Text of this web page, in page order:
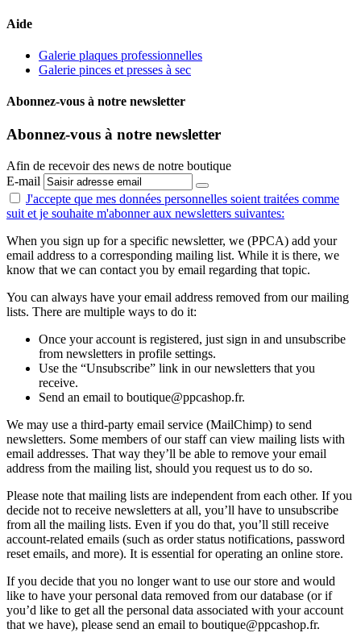
Aide
Galerie plaques professionnelles
Galerie pinces et presses à sec
Abonnez-vous à notre newsletter
Abonnez-vous à notre newsletter
Afin de recevoir des news de notre boutique
E-mail
J'accepte que mes données personnelles soient traitées comme
suit et je souhaite m'abonner aux newsletters suivantes:
When you sign up for a specific newsletter, we (PPCA) add your
email address to a corresponding mailing list. While it is there, we
know that we can contact you by email regarding that topic.
You can always have your email address removed from our mailing
lists. There are multiple ways to do it:
Once your account is registered, just sign in and unsubscribe
from newsletters in profile settings.
Use the “Unsubscribe” link in our newsletters that you
receive.
Send an email to boutique@ppcashop.fr.
We may use a third-party email service (MailChimp) to send
newsletters. Some members of our staff can view mailing lists with
email addresses. That way they’ll be able to remove your email
address from the mailing list, should you request us to do so.
Please note that mailing lists are independent from each other. If you
decide not to receive newsletters at all, you’ll have to unsubscribe
from all the mailing lists. Even if you do that, you’ll still receive
account-related emails (such as order status notifications, password
reset emails, and more). It is essential for operating an online store.
If you decide that you no longer want to use our store and would
like to have your personal data removed from our database (or if
you’d like to get all the personal data associated with your account
that we have), please send an email to boutique@ppcashop.fr.